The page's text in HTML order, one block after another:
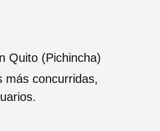
Quito (Pichincha)
más concurridas,